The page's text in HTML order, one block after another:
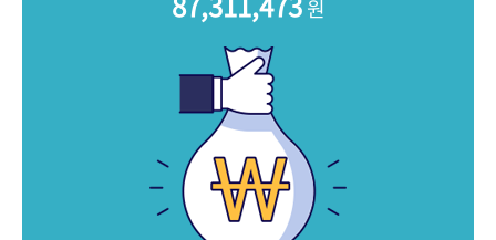
원